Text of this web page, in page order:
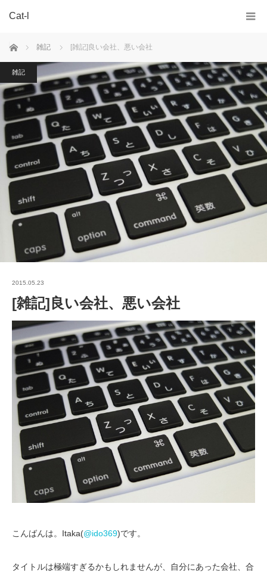
Cat-l
ホーム 雑記 [雑記]良い会社、悪い会社
雑記
2015.05.23
[雑記]良い会社、悪い会社
こんばんは。Itaka(@ido369)です。
タイトルは極端すぎるかもしれませんが、自分にあった会社、合